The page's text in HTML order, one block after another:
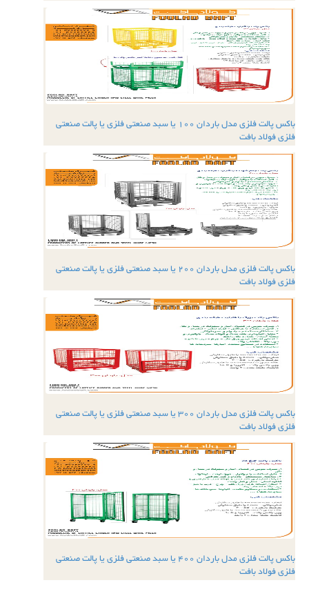
باکس پالت فلزی مدل باردان 100 یا سبد صنعتی فلزی یا پالت صنعتی
فلزی فولاد بافت
باکس پالت فلزی مدل باردان 200 یا سبد صنعتی فلزی یا پالت صنعتی
فلزی فولاد بافت
باکس پالت فلزی مدل باردان 300 یا سبد صنعتی فلزی یا پالت صنعتی
فلزی فولاد بافت
باکس پالت فلزی مدل باردان 400 یا سبد صنعتی فلزی یا پالت صنعتی
فلزی فولاد بافت